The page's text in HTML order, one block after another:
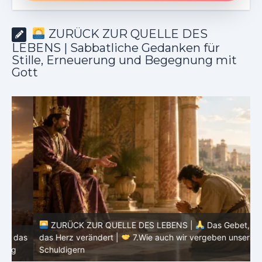
ZURÜCK ZUR QUELLE DES
LEBENS | Sabbatliche Gedanken für
Stille, Erneuerung und Begegnung mit
Gott
ZURÜCK ZUR QUELLE DES LEBENS |
Das Gebet, das
das Herz verändert |
7.Wie auch wir vergeben unsern
Schuldigern